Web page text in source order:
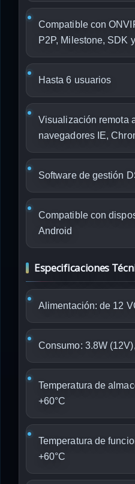
Compatible con
P2P, Milestone, SDK y
Hasta 6 usuarios
Visualización remota
navegadores IE,
Software de gestión
Compatible con
Android
Especificaciones
Alimentación: de 12
Consumo: 3.8W
Temperatura de
+60°C
Temperatura de
+60°C